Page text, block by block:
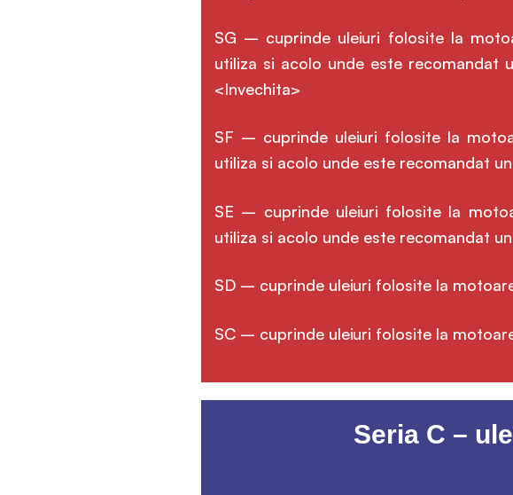
SG – cuprinde uleiuri folosite la
utiliza si acolo unde este recomandat
<Invechita>
SF – cuprinde uleiuri folosite la
utiliza si acolo unde este recomandat
SE – cuprinde uleiuri folosite la
utiliza si acolo unde este recomandat
SD – cuprinde uleiuri folosite la
SC – cuprinde uleiuri folosite la
Seria C –